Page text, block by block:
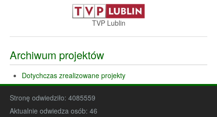
TVP Lublin
Archiwum projektów
Dotychczas zrealizowane projekty
Stronę odwiedziło: 4085559
Aktualnie odwiedza osób: 46